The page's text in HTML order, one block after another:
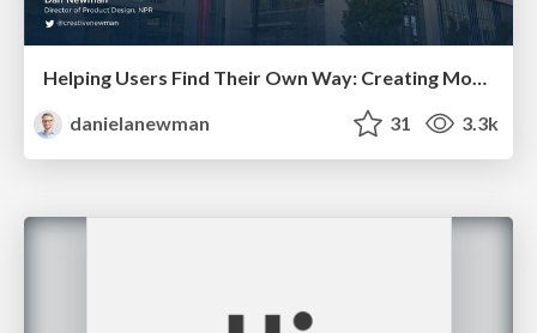
Helping Users Find Their Own Way: Creating Modern Search Experiences
danielanewman
31 3.3k